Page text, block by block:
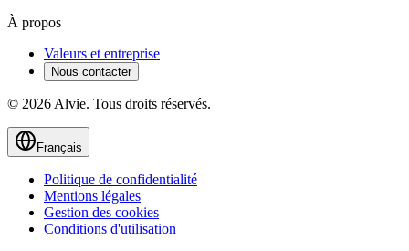
À propos
Valeurs et entreprise
Nous contacter
© 2026 Alvie. Tous droits réservés.
Français
Politique de confidentialité
Mentions légales
Gestion des cookies
Conditions d'utilisation